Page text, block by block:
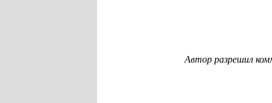
Автор разрешил